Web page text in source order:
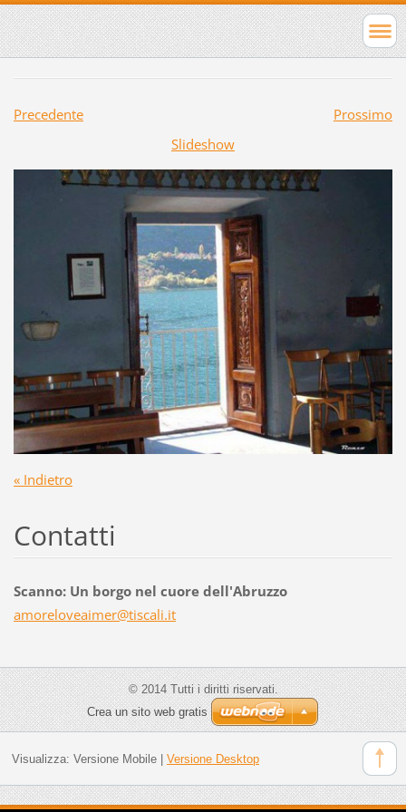
Precedente
Prossimo
Slideshow
« Indietro
Contatti
Scanno: Un borgo nel cuore dell'Abruzzo
amoreloveaimer@tiscali.it
© 2014 Tutti i diritti riservati.
Crea un sito web gratis
Visualizza: Versione Mobile| Versione Desktop